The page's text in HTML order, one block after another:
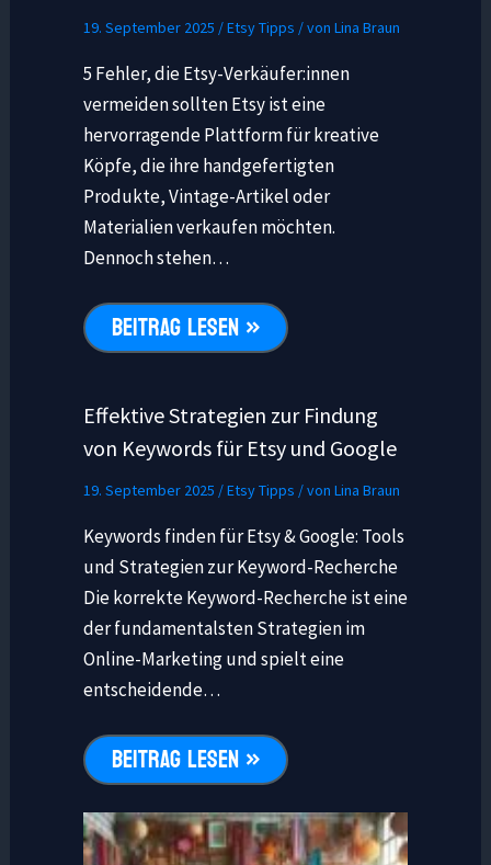
19. September 2025 /Etsy Tipps / von Lina Braun
5 Fehler, die Etsy-Verkäufer:innen
vermeiden sollten Etsy ist eine
hervorragende Plattform für kreative
Köpfe, die ihre handgefertigten
Produkte, Vintage-Artikel oder
Materialien verkaufen möchten.
Dennoch stehen…
BEITRAG LESEN »
Effektive Strategien zur Findung
von Keywords für Etsy und Google
19. September 2025 /Etsy Tipps / von Lina Braun
Keywords finden für Etsy & Google: Tools
und Strategien zur Keyword-Recherche
Die korrekte Keyword-Recherche ist eine
der fundamentalsten Strategien im
Online-Marketing und spielt eine
entscheidende…
BEITRAG LESEN »